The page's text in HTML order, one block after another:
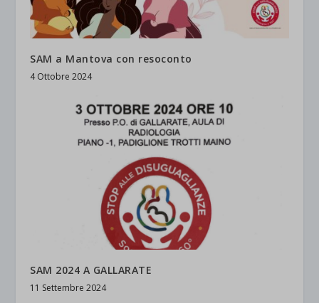
SAM a Mantova con resoconto
4 Ottobre 2024
SAM 2024 A GALLARATE
11 Settembre 2024